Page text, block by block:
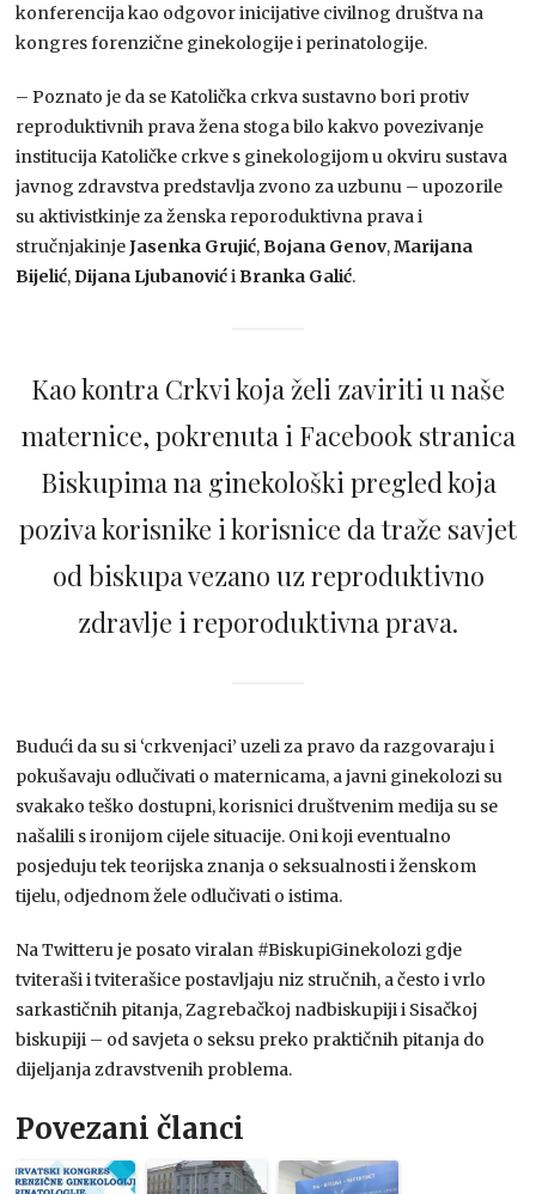
konferencija kao odgovor inicijative civilnog društva na
kongres forenzične ginekologije i perinatologije.
– Poznato je da se Katolička crkva sustavno bori protiv
reproduktivnih prava žena stoga bilo kakvo povezivanje
institucija Katoličke crkve s ginekologijom u okviru sustava
javnog zdravstva predstavlja zvono za uzbunu – upozorile
su aktivistkinje za ženska reporoduktivna prava i
stručnjakinjeJasenka Grujić,Bojana Genov,Marijana
Bijelić, Dijana LjubanovićiBranka Galić.
Kao kontra Crkvi koja želi zaviriti u naše
maternice, pokrenuta i Facebook stranica
Biskupima na ginekološki pregled koja
poziva korisnike i korisnice da traže savjet
od biskupa vezano uz reproduktivno
zdravlje i reporoduktivna prava.
Budući da su si ‘crkvenjaci’ uzeli za pravo da razgovaraju i
pokušavaju odlučivati o maternicama, a javni ginekolozi su
svakako teško dostupni, korisnici društvenim medija su se
našalili s ironijom cijele situacije. Oni koji eventualno
posjeduju tek teorijska znanja o seksualnosti i ženskom
tijelu, odjednom žele odlučivati o istima.
Na Twitteru je posato viralan #BiskupiGinekolozi gdje
tviteraši i tviterašice postavljaju niz stručnih, a često i vrlo
sarkastičnih pitanja, Zagrebačkoj nadbiskupiji i Sisačkoj
biskupiji – od savjeta o seksu preko praktičnih pitanja do
dijeljanja zdravstvenih problema.
Povezani članci